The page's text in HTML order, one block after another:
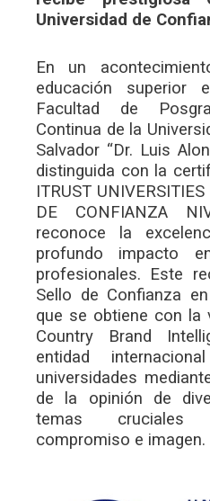
Universidad de
En un
educación superior
Facultad de
Continua de la
Salvador “Dr. Luis
distinguida con la
ITRUST
DE CONFIANZA
reconoce la
profundo impacto
profesionales. Este
Sello de Confianza
que se obtiene con la
Country Brand
entidad
universidades
de la opinión de
temas cruciales
compromiso e imagen.